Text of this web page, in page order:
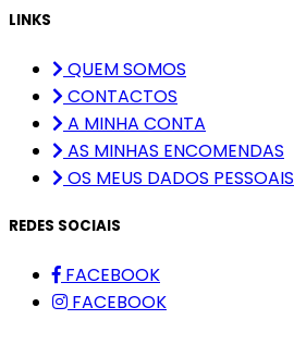
LINKS
QUEM SOMOS
CONTACTOS
A MINHA CONTA
AS MINHAS ENCOMENDAS
OS MEUS DADOS PESSOAIS
REDES SOCIAIS
FACEBOOK
FACEBOOK